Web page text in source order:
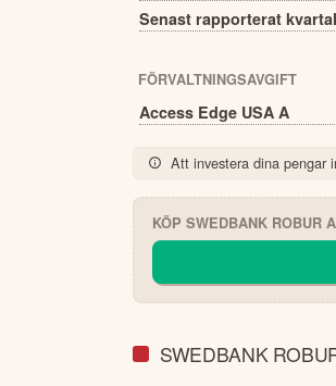
Senast rapporterat kvartal
FÖRVALTNINGSAVGIFT
Access Edge USA A
Att investera dina pengar
KÖP SWEDBANK ROBUR
SWEDBANK